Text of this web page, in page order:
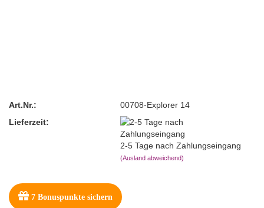
Art.Nr.:
00708-Explorer 14
Lieferzeit:
2-5 Tage nach Zahlungseingang
(Ausland abweichend)
7 Bonuspunkte sichern